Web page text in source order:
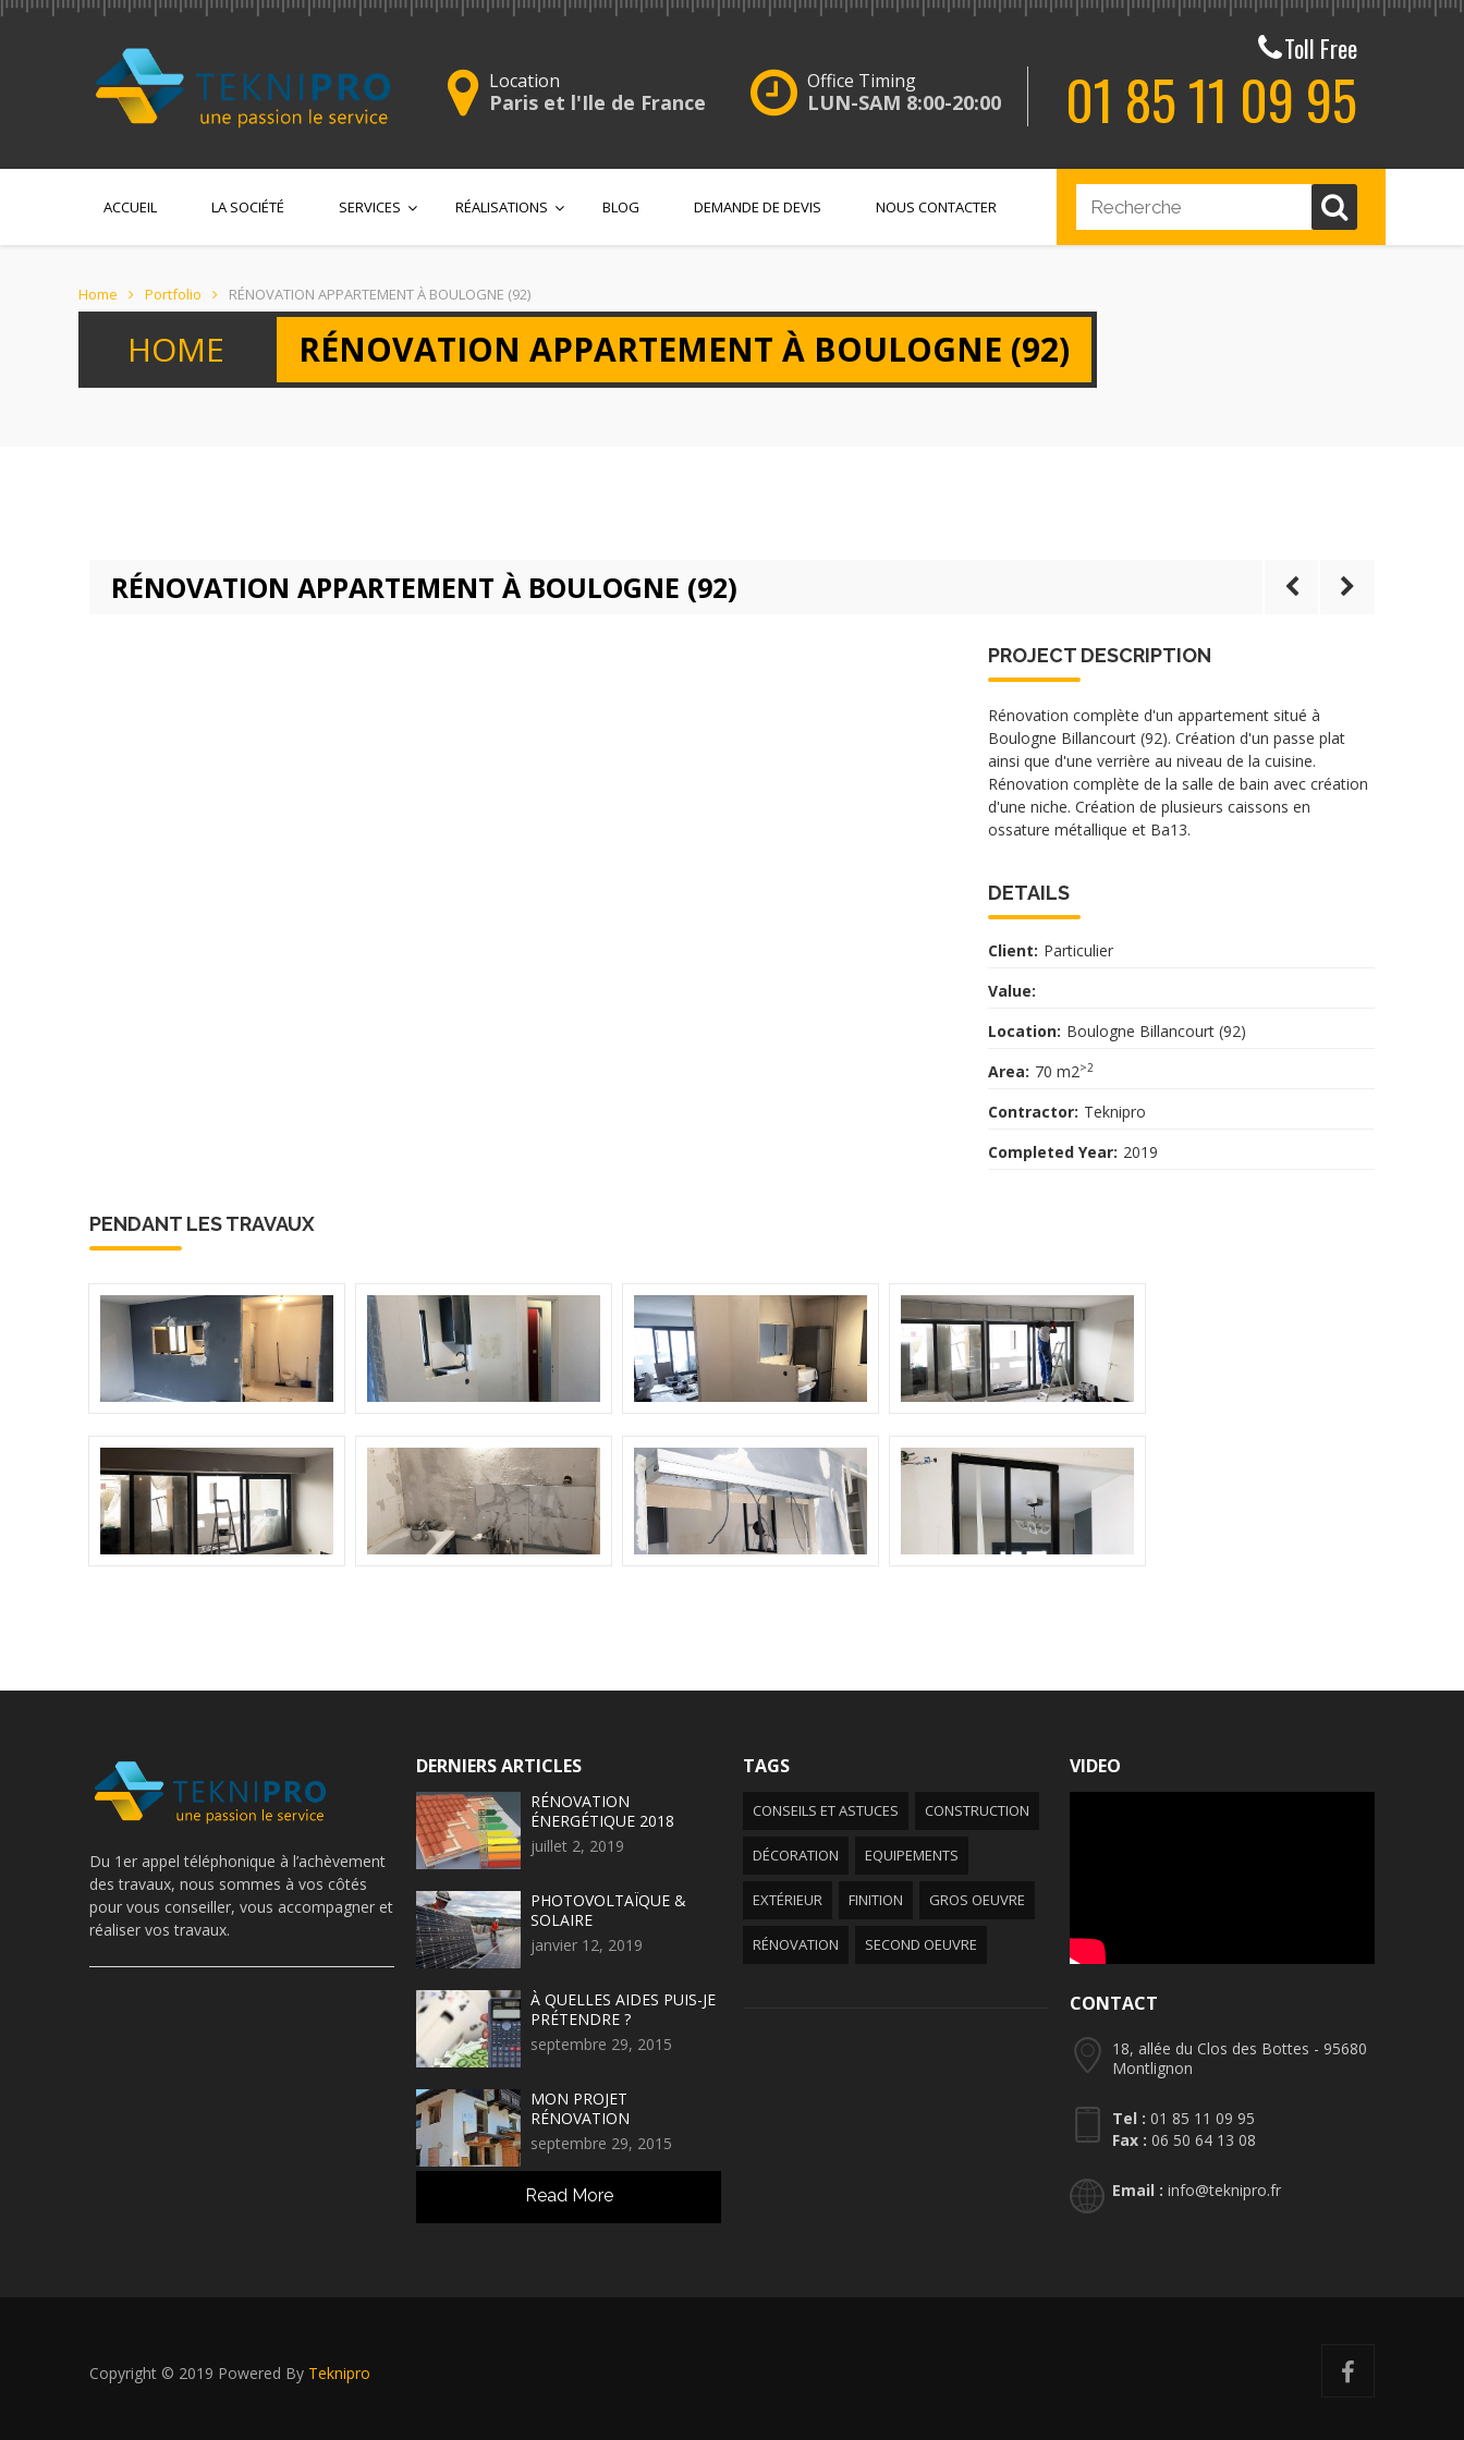
Location
Paris et l'Ile de France
Office Timing
LUN-SAM 8:00-20:00
Toll Free
01 85 11 09 95
ACCUEIL LA SOCIÉTÉ SERVICES RÉALISATIONS BLOG DEMANDE DE DEVIS NOUS CONTACTER
Home Portfolio RÉNOVATION APPARTEMENT À BOULOGNE (92)
HOME RÉNOVATION APPARTEMENT À BOULOGNE (92)
RÉNOVATION APPARTEMENT À BOULOGNE (92)
PROJECT DESCRIPTION
Rénovation complète d'un appartement situé à
Boulogne Billancourt (92). Création d'un passe plat
ainsi que d'une verrière au niveau de la cuisine.
Rénovation complète de la salle de bain avec création
d'une niche. Création de plusieurs caissons en
ossature métallique et Ba13.
DETAILS
Client: Particulier
Value:
Location: Boulogne Billancourt (92)
Area: 70 m2>2
Contractor: Teknipro
Completed Year: 2019
PENDANT LES TRAVAUX
Du 1er appel téléphonique à l’achèvement
des travaux, nous sommes à vos côtés
pour vous conseiller, vous accompagner et
réaliser vos travaux.
DERNIERS ARTICLES
RÉNOVATION
ÉNERGÉTIQUE 2018
juillet 2, 2019
PHOTOVOLTAÏQUE &
SOLAIRE
janvier 12, 2019
À QUELLES AIDES PUIS-JE
PRÉTENDRE ?
septembre 29, 2015
MON PROJET
RÉNOVATION
septembre 29, 2015
Read More
TAGS
CONSEILS ET ASTUCES CONSTRUCTION
DÉCORATION EQUIPEMENTS
EXTÉRIEUR FINITION GROS OEUVRE
RÉNOVATION SECOND OEUVRE
VIDEO
CONTACT
18, allée du Clos des Bottes - 95680
Montlignon
Tel : 01 85 11 09 95
Fax : 06 50 64 13 08
Email : info@teknipro.fr
Copyright © 2019 Powered By Teknipro